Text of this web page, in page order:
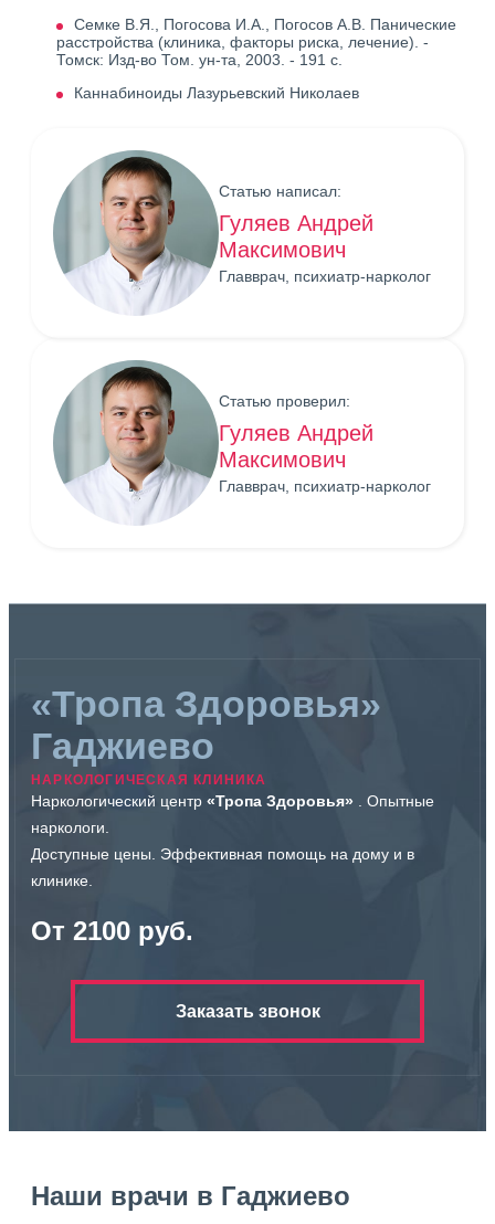
Семке В.Я., Погосова И.А., Погосов А.В. Панические
расстройства (клиника, факторы риска, лечение). -
Томск: Изд-во Том. ун-та, 2003. - 191 с.
Каннабиноиды Лазурьевский Николаев
Статью написал:
Гуляев Андрей
Максимович
Главврач, психиатр-нарколог
Статью проверил:
Гуляев Андрей
Максимович
Главврач, психиатр-нарколог
«Тропа Здоровья»
Гаджиево
НАРКОЛОГИЧЕСКАЯ КЛИНИКА
Наркологический центр «Тропа Здоровья»
. Опытные
наркологи.
Доступные цены. Эффективная помощь на дому и в
клинике.
От 2100 руб.
Заказать звонок
Наши врачи в Гаджиево